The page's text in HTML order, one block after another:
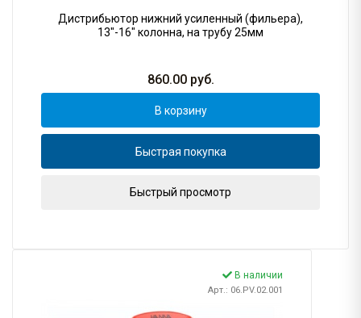
Дистрибьютор нижний усиленный (фильера),
13"-16" колонна, на трубу 25мм
860.00руб.
В корзину
Быстрая покупка
Быстрый просмотр
В наличии
Арт.: 06.PV.02.001